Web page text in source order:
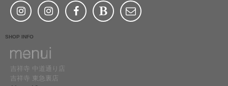
SHOP INFO
吉祥寺 中道通り店
吉祥寺 東急裏店